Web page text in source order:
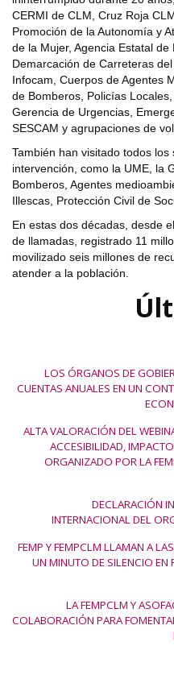
CERMI de CLM, Cruz Roja
Promoción de la Autonomía y
de la Mujer, Agencia Estatal de
Demarcación de Carreteras
Infocam, Cuerpos de Agentes
de Bomberos, Policías
Gerencia de Urgencias,
SESCAM y agrupaciones de
También han visitado todos
intervención, como la UME, la
Bomberos, Agentes
Illescas, Protección Civil de
En estas dos décadas, desde
de llamadas, registrado 11
movilizado seis millones de
atender a la población.
LOS ÓRGANOS DE
CUENTAS ANUALES EN UN
ALTA VALORACIÓN DEL
ACCESIBILIDAD,
ORGANIZADO POR LA
DECLARACIÓN
INTERNACIONAL DEL
FEMP Y FEMPCLM LLAMAN A
UN MINUTO DE SILENCIO EN
LA FEMPCLM Y
COLABORACIÓN PARA